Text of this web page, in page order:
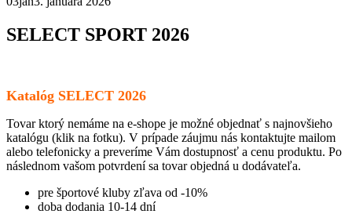
SELECT SPORT 2026
Katalóg SELECT 2026
Tovar ktorý nemáme na e-shope je možné objednať s najnovšieho
katalógu (klik na fotku). V prípade záujmu nás kontaktujte mailom
alebo telefonicky a preveríme Vám dostupnosť a cenu produktu. Po
následnom vašom potvrdení sa tovar objedná u dodávateľa.
pre športové kluby zľava od -10%
doba dodania 10-14 dní